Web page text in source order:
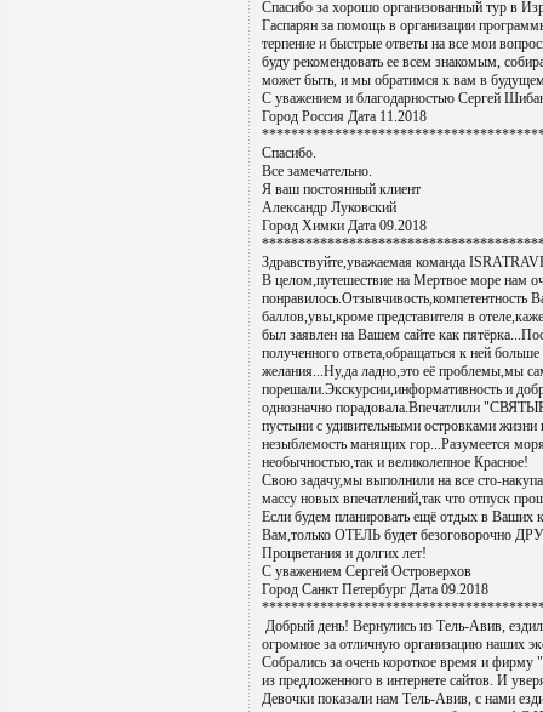
Спасибо за хорошо организованный тур в
Гаспарян за помощь в организации
терпение и быстрые ответы на все мои
буду рекомендовать ее всем знакомым,
может быть, и мы обратимся к вам в
С уважением и благодарностью Сергей
Город Россия Дата 11.2018
Спасибо.
Все замечательно.
Я ваш постоянный клиент
Александр Луковский
Город Химки Дата 09.2018
Здравствуйте,уважаемая команда
В целом,путешествие на Мертвое море нам
понравилось.Отзывчивость,компетентность
баллов,увы,кроме представителя в
был заявлен на Вашем сайте как
полученного ответа,обращаться к ней
желания...Ну,да ладно,это её проблемы,мы
порешали.Экскурсии,информативность и
однозначно порадовала.Впечатлили
пустыни с удивительными островками
незыблемость манящих гор...Разумеется
необычностью,так и великолепное Красное!
Свою задачу,мы выполнили на все сто-
массу новых впечатлений,так что отпуск
Если будем планировать ещё отдых в Ваших
Вам,только ОТЕЛЬ будет безоговорочно
Процветания и долгих лет!
С уважением Сергей Островерхов
Город Санкт Петербург Дата 09.2018
Добрый день! Вернулись из Тель-Авив,
огромное за отличную организацию наших
Собрались за очень короткое время и
из предложенного в интернете сайтов. И
Девочки показали нам Тель-Авив, с нами